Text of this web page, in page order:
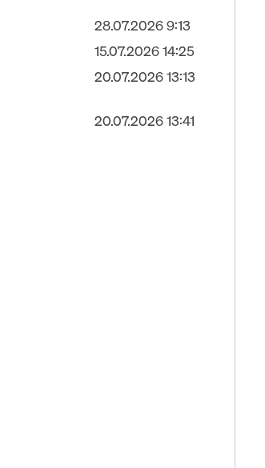
28.07.2026 9:13
15.07.2026 14:25
20.07.2026 13:13
20.07.2026 13:41